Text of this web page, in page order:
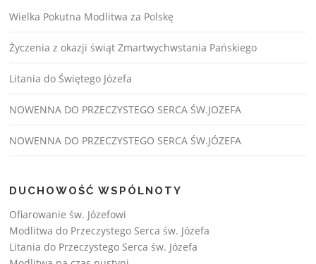
Wielka Pokutna Modlitwa za Polskę
Życzenia z okazji świąt Zmartwychwstania Pańskiego
Litania do Świętego Józefa
NOWENNA DO PRZECZYSTEGO SERCA ŚW.JOZEFA
NOWENNA DO PRZECZYSTEGO SERCA ŚW.JÓZEFA
DUCHOWOŚĆ WSPÓLNOTY
Ofiarowanie św. Józefowi
Modlitwa do Przeczystego Serca św. Józefa
Litania do Przeczystego Serca św. Józefa